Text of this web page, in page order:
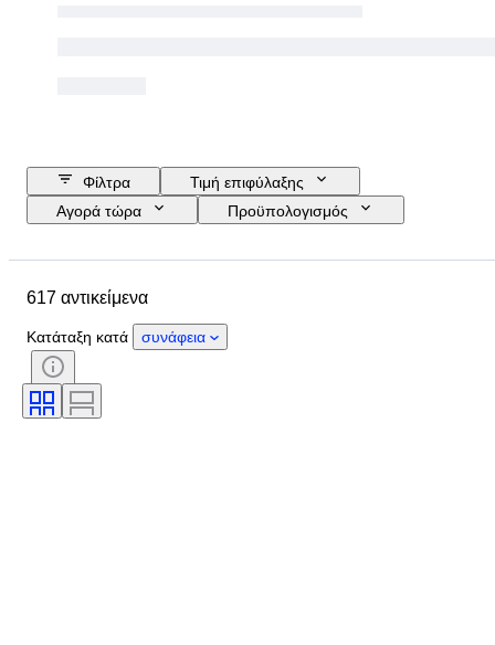
Φίλτρα
Τιμή επιφύλαξης
Αγορά τώρα
Προϋπολογισμός
Μάρκα
Country of origin
Κατάσταση
Περίοδος
Υπογραφή
Πωλείται από
617 αντικείμενα
Κατάταξη κατά συνάφεια